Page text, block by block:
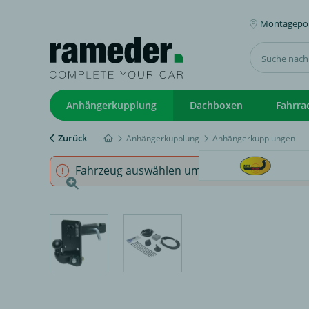
Anhängerkupplung Dachboxen
Zurück Anhängerkupplung Anhängerkupplungen
Fahrzeug auswählen um sicherzustellen,